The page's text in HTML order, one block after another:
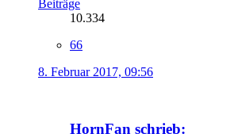
Beiträge
10.334
66
8. Februar 2017, 09:56
HornFan schrieb: